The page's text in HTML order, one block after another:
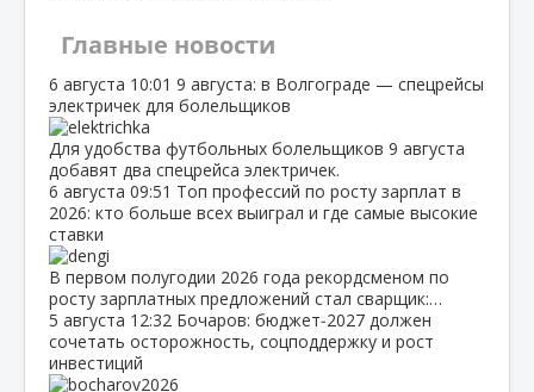
Главные новости
6 августа 10:01 9 августа: в Волгограде — спецрейсы
электричек для болельщиков
Для удобства футбольных болельщиков 9 августа
добавят два спецрейса электричек.
6 августа 09:51 Топ профессий по росту зарплат в
2026: кто больше всех выиграл и где самые высокие
ставки
В первом полугодии 2026 года рекордсменом по
росту зарплатных предложений стал сварщик:…
5 августа 12:32 Бочаров: бюджет‑2027 должен
сочетать осторожность, соцподдержку и рост
инвестиций